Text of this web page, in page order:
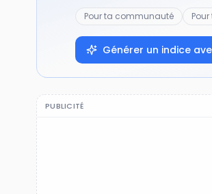
Pour ta communauté
Générer un indice
PUBLICITÉ